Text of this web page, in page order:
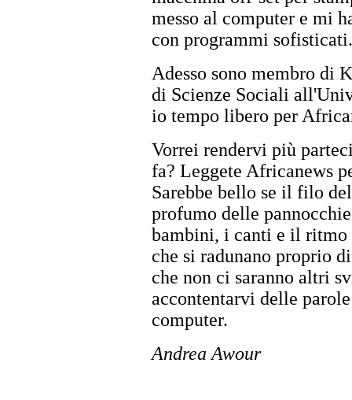
messo al computer e mi
con programmi sofisticati.
Adesso sono membro di
di Scienze Sociali
io tempo libero per
Vorrei rendervi più
fa? Leggete Africanews
Sarebbe bello se il filo
profumo delle
bambini, i canti e il ritmo
che si radunano proprio
che non ci saranno altri
accontentarvi delle
computer.
Andrea Awour